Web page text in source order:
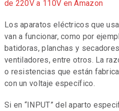
de 220V a 110V en Amazon
Los aparatos eléctricos que
van a funcionar, como por
batidoras, planchas y
ventiladores, entre otros. La
o resistencias que están
con un voltaje específico.
Si en “INPUT” del aparto